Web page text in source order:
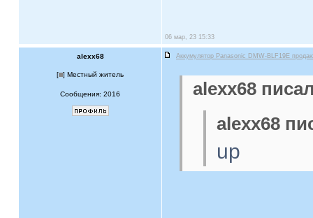
06 мар, 23 15:33
alexx68 Аккумулятор Panasonic DMW-BLF19E
[ ] Местный житель
Сообщения: 2016
alexx68
alexx68
up